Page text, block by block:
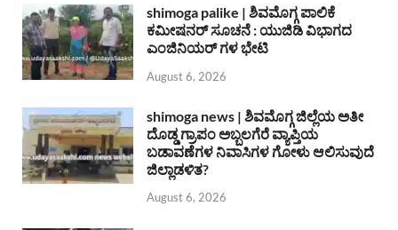
shimoga palike | ಶಿವಮೊಗ್ಗ ಪಾಲಿಕೆ
ಕಮೀಷನರ್ ಸೂಚನೆ : ಯುಜಿಡಿ ವಿಭಾಗದ
ಎಂಜಿನಿಯರ್ ಗಳ ಭೇಟಿ
August 6, 2026
shimoga news | ಶಿವಮೊಗ್ಗ ಜಿಲ್ಲೆಯ ಅತೀ
ದೊಡ್ಡ ಗ್ರಾಪಂ ಅಬ್ಬಲಗೆರೆ ವ್ಯಾಪ್ತಿಯ
ಬಡಾವಣೆಗಳ ನಿವಾಸಿಗಳ ಗೋಳು ಆಲಿಸುವುದೆ
ಜಿಲ್ಲಾಡಳಿತ?
August 6, 2026